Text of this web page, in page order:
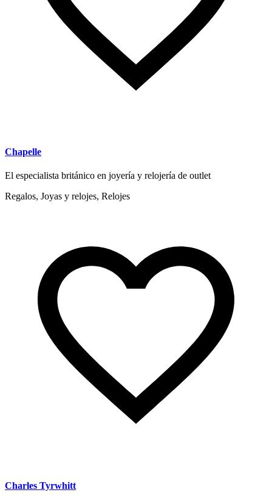
Chapelle
El especialista británico en joyería y relojería de outlet
Regalos, Joyas y relojes, Relojes
Charles Tyrwhitt